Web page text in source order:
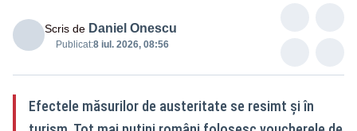
Scris de Daniel Onescu
Publicat:8 iul. 2026, 08:56
Efectele măsurilor de austeritate se resimt și în